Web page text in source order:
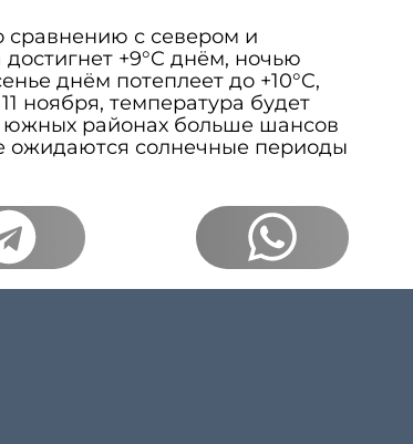
сравнению с севером и
+9°C днём, ночью
днём потеплеет до +10°C,
ноября, температура будет
южных районах больше шансов
ожидаются солнечные периоды